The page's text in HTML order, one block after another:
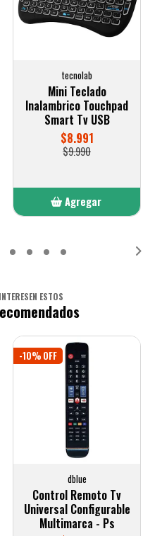
tecnolab
Mini Teclado
Inalambrico Touchpad
Smart Tv USB
$8.991
$9.990
Agregar
ESTOS
-10% OFF
dblue
Control Remoto Tv
Universal Configurable
Multimarca - Ps